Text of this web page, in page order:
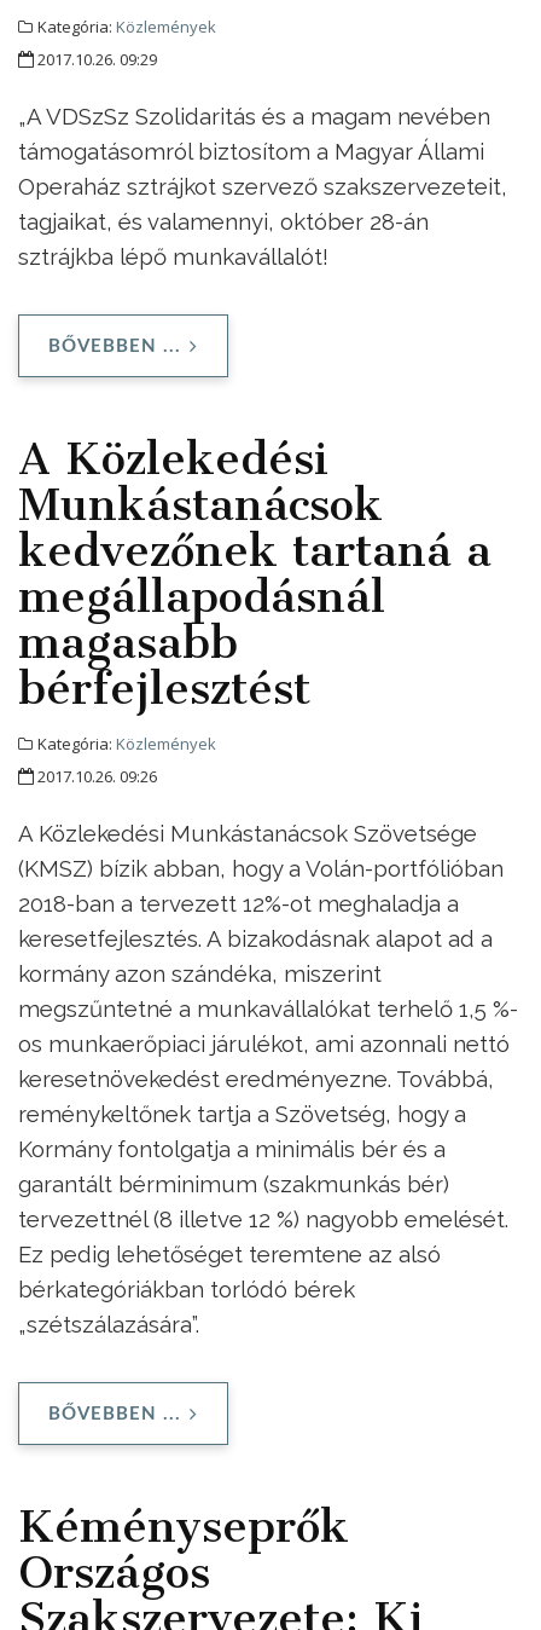
Kategória: Közlemények
2017.10.26. 09:29
„A VDSzSz Szolidaritás és a magam nevében
támogatásomról biztosítom a Magyar Állami
Operaház sztrájkot szervező szakszervezeteit,
tagjaikat, és valamennyi, október 28-án
sztrájkba lépő munkavállalót!
BŐVEBBEN ...
A Közlekedési
Munkástanácsok
kedvezőnek tartaná a
megállapodásnál
magasabb
bérfejlesztést
Kategória: Közlemények
2017.10.26. 09:26
A Közlekedési Munkástanácsok Szövetsége
(KMSZ) bízik abban, hogy a Volán-portfólióban
2018-ban a tervezett 12%-ot meghaladja a
keresetfejlesztés. A bizakodásnak alapot ad a
kormány azon szándéka, miszerint
megszűntetné a munkavállalókat terhelő 1,5 %-
os munkaerőpiaci járulékot, ami azonnali nettó
keresetnövekedést eredményezne. Továbbá,
reménykeltőnek tartja a Szövetség, hogy a
Kormány fontolgatja a minimális bér és a
garantált bérminimum (szakmunkás bér)
tervezettnél (8 illetve 12 %) nagyobb emelését.
Ez pedig lehetőséget teremtene az alsó
bérkategóriákban torlódó bérek
„szétszálazására”.
BŐVEBBEN ...
Kéményseprők
Országos
Szakszervezete: Ki